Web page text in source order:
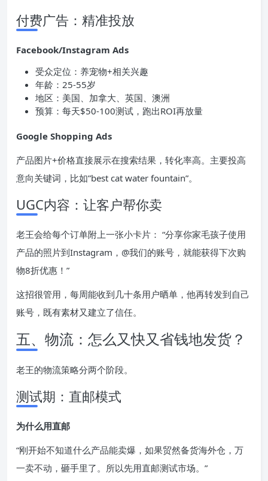
付费广告：精准投放
Facebook/Instagram Ads
受众定位：养宠物+相关兴趣
年龄：25-55岁
地区：美国、加拿大、英国、澳洲
预算：每天$50-100测试，跑出ROI再放量
Google Shopping Ads
产品图片+价格直接展示在搜索结果，转化率高。主要投高
意向关键词，比如”best cat water fountain”。
UGC内容：让客户帮你卖
老王会给每个订单附上一张小卡片： “分享你家毛孩子使用
产品的照片到Instagram，@我们的账号，就能获得下次购
物8折优惠！”
这招很管用，每周能收到几十条用户晒单，他再转发到自己
账号，既有素材又建立了信任。
五、物流：怎么又快又省钱地发货？
老王的物流策略分两个阶段。
测试期：直邮模式
为什么用直邮
“刚开始不知道什么产品能卖爆，如果贸然备货海外仓，万
一卖不动，砸手里了。所以先用直邮测试市场。”